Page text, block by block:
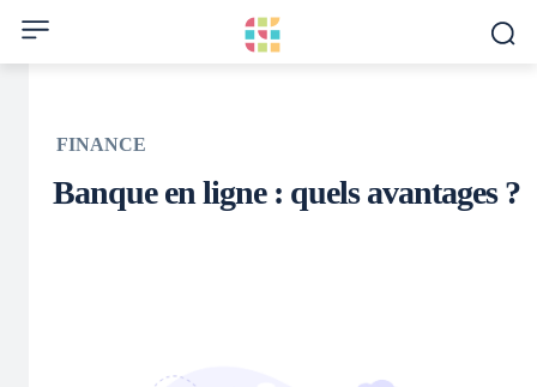
FINANCE
Banque en ligne : quels avantages ?